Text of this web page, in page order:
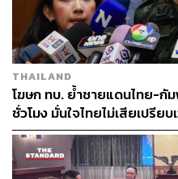
พล.อ. ณัฐพลยังกล่าวถึงพัฒน
ครั้งนี้ คือ ฝ่ายกัมพูชาตอบรับ
การเก็บกู้ทุ่นระเบิด และการ
งานที่เกี่ยวข้องของไทยจะติ
การตามที่ตกลงโดยเร็ว โดยก
กำหนดขึ้นภายใน 30 วัน โดย
พล.อ. ณัฐพลยังย้ำว่า ไทย-กั
จึงมีความจำเป็นที่สองประเ
THAILAND
โฆษก ทบ. ย้ำชายแดนไทย-กั
ชั่วโมง มั่นใจไทยไม่เสียเปรีย
รับรอง MOU43